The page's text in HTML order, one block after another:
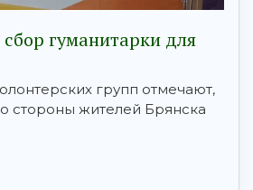
гуманитарки для
групп отмечают,
стороны жителей Брянска